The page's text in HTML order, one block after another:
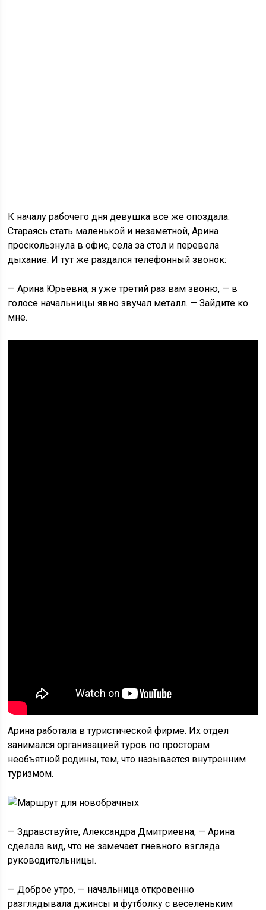
К началу рабочего дня девушка все же опоздала.
Стараясь стать маленькой и незаметной, Арина
проскользнула в офис, села за стол и перевела
дыхание. И тут же раздался телефонный звонок:
— Арина Юрьевна, я уже третий раз вам звоню, — в
голосе начальницы явно звучал металл. — Зайдите ко
мне.
Арина работала в туристической фирме. Их отдел
занимался организацией туров по просторам
необъятной родины, тем, что называется внутренним
туризмом.
— Здравствуйте, Александра Дмитриевна, — Арина
сделала вид, что не замечает гневного взгляда
руководительницы.
— Доброе утро, — начальница откровенно
разглядывала джинсы и футболку с веселеньким